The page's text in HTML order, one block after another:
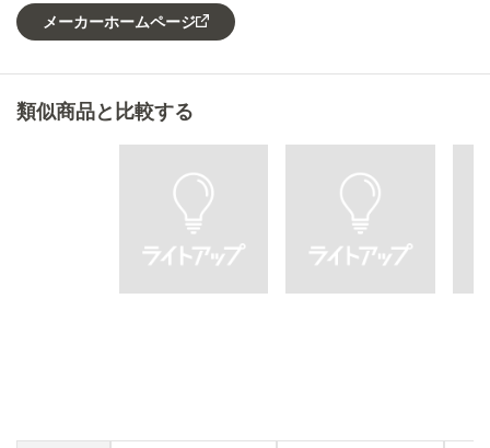
メーカーホームページ
類似商品と比較する